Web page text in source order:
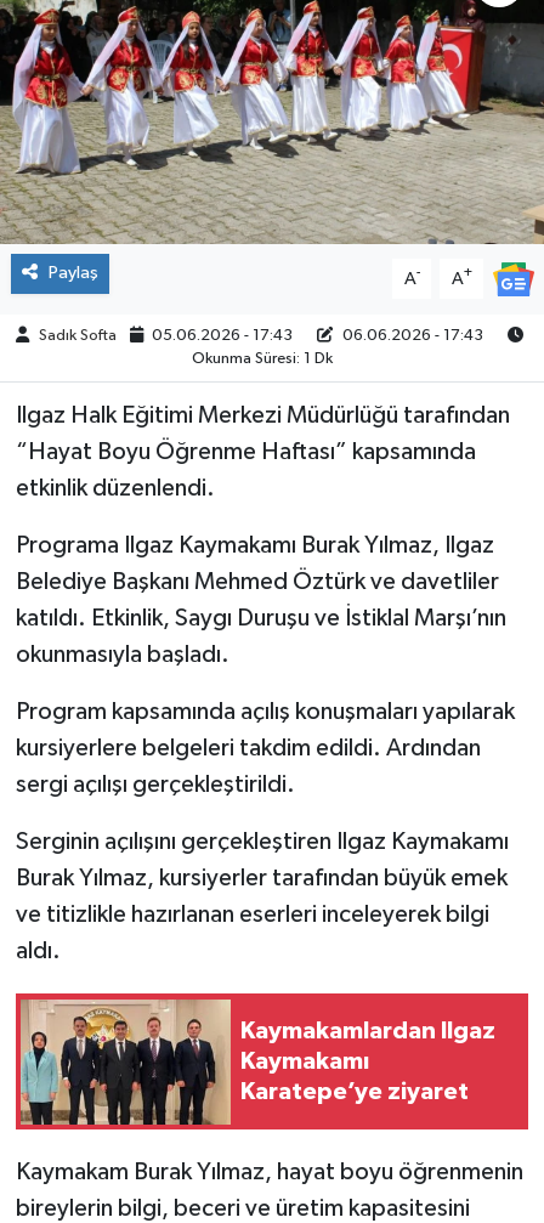
Paylaş A- A+
Sadık Softa 05.06.2026 - 17:43
06.06.2026 - 17:43
Okunma Süresi: 1 Dk
Ilgaz Halk Eğitimi Merkezi Müdürlüğü tarafından
“Hayat Boyu Öğrenme Haftası” kapsamında
etkinlik düzenlendi.
Programa Ilgaz Kaymakamı Burak Yılmaz, Ilgaz
Belediye Başkanı Mehmed Öztürk ve davetliler
katıldı. Etkinlik, Saygı Duruşu ve İstiklal Marşı’nın
okunmasıyla başladı.
Program kapsamında açılış konuşmaları yapılarak
kursiyerlere belgeleri takdim edildi. Ardından
sergi açılışı gerçekleştirildi.
Serginin açılışını gerçekleştiren Ilgaz Kaymakamı
Burak Yılmaz, kursiyerler tarafından büyük emek
ve titizlikle hazırlanan eserleri inceleyerek bilgi
aldı.
Kaymakamlardan Ilgaz
Kaymakamı
Karatepe’ye ziyaret
Kaymakam Burak Yılmaz, hayat boyu öğrenmenin
bireylerin bilgi, beceri ve üretim kapasitesini
ÇEVRE
İLÇELER
RESMİ İLANLAR
KÜLTÜR
TURİZM
MAGAZİN
BİLİM&TEKNOLOJİ
TÜRKİYE
DÜNYA